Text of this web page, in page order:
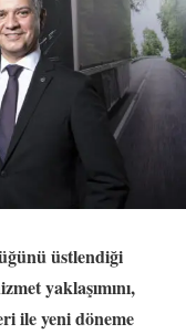
üstlendiği
yaklaşımını,
ile yeni döneme